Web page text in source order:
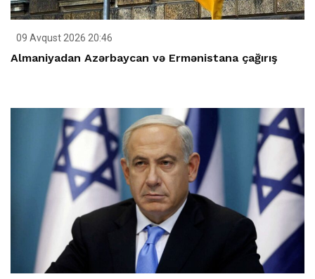
09 Avqust 2026 20:46
Almaniyadan Azərbaycan və Ermənistana çağırış